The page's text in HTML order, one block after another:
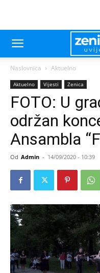
Naslovnica Aktuelno
Aktuelno Vijesti Zenica
FOTO: U
održan
Ansambla
Od Admin - 14/09/2020 - 10:39